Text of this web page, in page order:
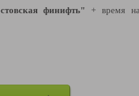
финифть" + время